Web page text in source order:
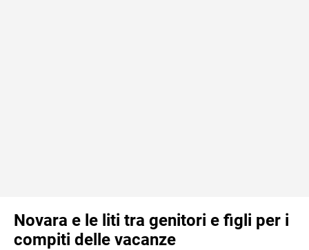
Novara e le liti tra genitori e figli per i
compiti delle vacanze